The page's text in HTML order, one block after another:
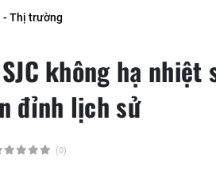
- Thị trường
không hạ
đỉnh lịch sử
(0)